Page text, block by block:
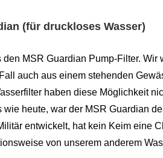
(für druckloses Wasser)
den MSR Guardian Pump-Filter. Wir
auch aus einem stehenden
haben diese Möglichkeit
heute, war der MSR Guardian
entwickelt, hat kein Keim eine
von unserem anderem